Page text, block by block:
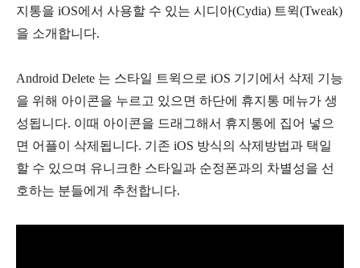
지통을 iOS에서 사용할 수 있는 시디아(Cydia) 트윅(Tweak)
을 소개합니다.
Android Delete 는 스타일 트윅으로 iOS 기기에서 삭제 기능
을 위해 아이콘을 누르고 있으면 하단에 휴지통 메뉴가 생
성됩니다. 이때 아이콘을 드래그해서 휴지통에 집어 넣으
면 어플이 삭제됩니다. 기존 iOS 방식의 삭제방법과 택일
할 수 있으며 유니크한 스타일과 순정폰과의 차별성을 선
호하는 분들에게 추천합니다.